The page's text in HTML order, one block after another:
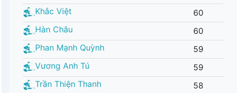
Khắc Việt
60
Hàn Châu
60
Phan Mạnh Quỳnh
59
Vương Anh Tú
59
Trần Thiện Thanh
58